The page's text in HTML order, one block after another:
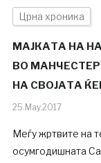
Црна хроника
МАЈКАТА НА
ВО
НА СВОЈАТА
25.May.2017
Меѓу жртвите на
осумгодишната